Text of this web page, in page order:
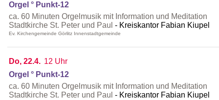
Orgel ° Punkt-12
ca. 60 Minuten Orgelmusik mit Information und Meditation
Stadtkirche St. Peter und Paul
Kreiskantor Fabian Kiupel
Ev. Kirchengemeinde Görlitz Innenstadtgemeinde
Do, 22.4. 12 Uhr
Orgel ° Punkt-12
ca. 60 Minuten Orgelmusik mit Information und Meditation
Stadtkirche St. Peter und Paul
Kreiskantor Fabian Kiupel